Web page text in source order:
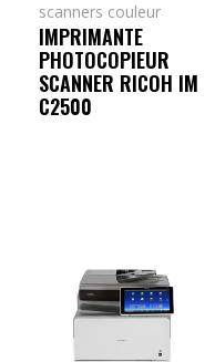
scanners couleur
IMPRIMANTE
PHOTOCOPIEUR
SCANNER RICOH IM
C2500